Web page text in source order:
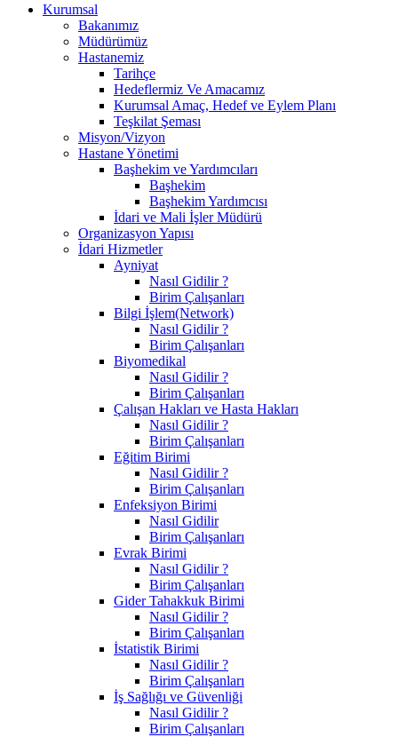
Kurumsal
Bakanımız
Müdürümüz
Hastanemiz
Tarihçe
Hedeflermiz Ve Amacamız
Kurumsal Amaç, Hedef ve Eylem Planı
Teşkilat Şeması
Misyon/Vizyon
Hastane Yönetimi
Başhekim ve Yardımcıları
Başhekim
Başhekim Yardımcısı
İdari ve Mali İşler Müdürü
Organizasyon Yapısı
İdari Hizmetler
Ayniyat
Nasıl Gidilir ?
Birim Çalışanları
Bilgi İşlem(Network)
Nasıl Gidilir ?
Birim Çalışanları
Biyomedikal
Nasıl Gidilir ?
Birim Çalışanları
Çalışan Hakları ve Hasta Hakları
Nasıl Gidilir ?
Birim Çalışanları
Eğitim Birimi
Nasıl Gidilir ?
Birim Çalışanları
Enfeksiyon Birimi
Nasıl Gidilir
Birim Çalışanları
Evrak Birimi
Nasıl Gidilir ?
Birim Çalışanları
Gider Tahakkuk Birimi
Nasıl Gidilir ?
Birim Çalışanları
İstatistik Birimi
Nasıl Gidilir ?
Birim Çalışanları
İş Sağlığı ve Güvenliği
Nasıl Gidilir ?
Birim Çalışanları